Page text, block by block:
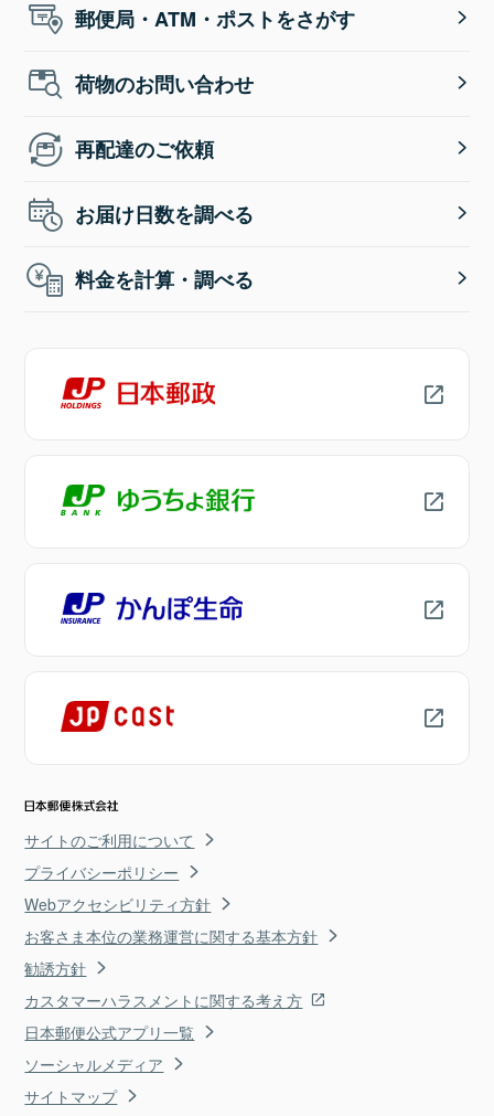
郵便局・ATM・ポストをさがす
荷物のお問い合わせ
再配達のご依頼
お届け日数を調べる
料金を計算・調べる
サイトのご利用について
プライバシーポリシー
Webアクセシビリティ方針
お客さま本位の業務運営に関する基本方針
勧誘方針
カスタマーハラスメントに関する考え方
日本郵便公式アプリ一覧
ソーシャルメディア
サイトマップ